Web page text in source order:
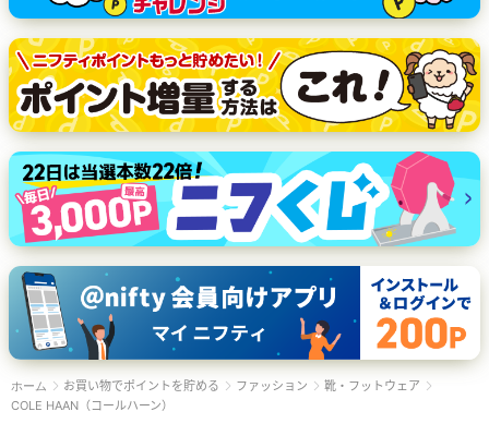
ホーム お買い物でポイントを貯める ファッション
靴・フットウェア
COLE HAAN（コールハーン）